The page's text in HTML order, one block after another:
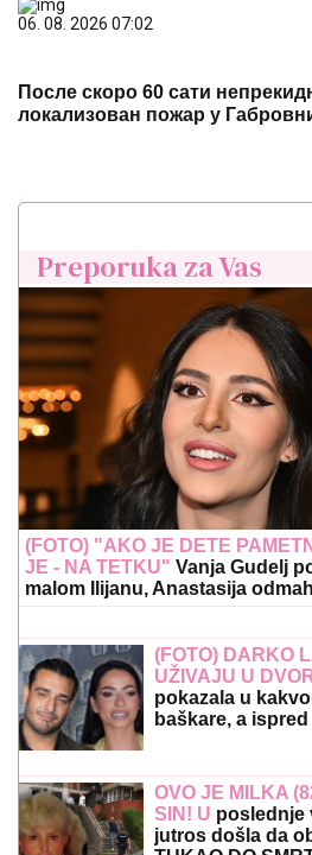
06. 08. 2026 07:02
После скоро 60 сати
локализован пожар у
Preporuka za Vas
(FOTO) "AKO JE DETE
JE - NA TETKU" Vanja Gudelj
malom Ilijanu, Anastasija
(FOTO) DARKO
UŽIVAJU U
pokazala u
baškare, a
OVO JE MILKA
SIN! U poslednje
jutros došla da